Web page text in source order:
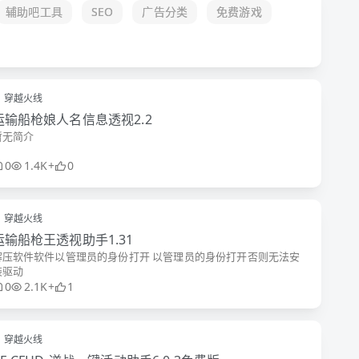
辅助吧工具 SEO 广告分类 免费游戏
穿越火线
输船枪娘人名信息透视2.2
简介
0 1.4K+ 0
穿越火线
输船枪王透视助手1.31
软件软件以管理员的身份打开 以管理员的身份打开否则无法安
动
0 2.1K+ 1
穿越火线